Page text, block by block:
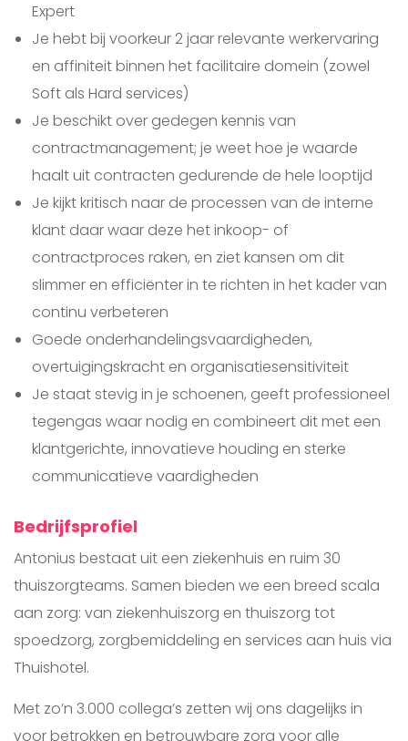
Expert
Je hebt bij voorkeur 2 jaar relevante werkervaring
en affiniteit binnen het facilitaire domein (zowel
Soft als Hard services)
Je beschikt over gedegen kennis van
contractmanagement; je weet hoe je waarde
haalt uit contracten gedurende de hele looptijd
Je kijkt kritisch naar de processen van de interne
klant daar waar deze het inkoop- of
contractproces raken, en ziet kansen om dit
slimmer en efficiënter in te richten in het kader van
continu verbeteren
Goede onderhandelingsvaardigheden,
overtuigingskracht en organisatiesensitiviteit
Je staat stevig in je schoenen, geeft professioneel
tegengas waar nodig en combineert dit met een
klantgerichte, innovatieve houding en sterke
communicatieve vaardigheden
Bedrijfsprofiel
Antonius bestaat uit een ziekenhuis en ruim 30
thuiszorgteams. Samen bieden we een breed scala
aan zorg: van ziekenhuiszorg en thuiszorg tot
spoedzorg, zorgbemiddeling en services aan huis via
Thuishotel.
Met zo’n 3.000 collega’s zetten wij ons dagelijks in
voor betrokken en betrouwbare zorg voor alle